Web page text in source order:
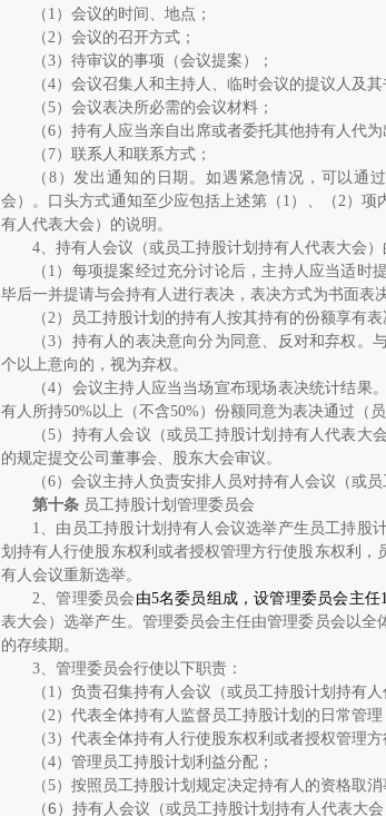
（ 1 ）会议的时间、地点；
（ 2 ）会议的召开方式；
（3）待审议的事项（会议提案）；
（4）会议召集人和主持人、临时会议的提议人及其
（5）会议表决所必需的会议材料；
（6）持有人应当亲自出席或者委托其他持有人代为
（ 7）联系人和联系方式；
（ 8）发出通知的日期。如遇紧急情况，可以通
会）。口头方式通知至少应包括上述第（ 1 ）、（ 2 ）项
有人代表大会）的说明。
4
持有人会议（或员工持股计划持有人代表大会
（ 1 ）每项提案经过充分讨论后，主持人应当适时
毕后一并提请与会持有人进行表决，表决方式为书面表决
（ 2 ）员工持股计划的持有人按其持有的份额享有
（3）持有人的表决意向分为同意、反对和弃权。
个以上意向的，视为弃权。
（4）会议主持人应当当场宣布现场表决统计结果
有人所持50% 以上（不含50% ）份额同意为表决通过（
（5）持有人会议（或员工持股计划持有人代表大
的规定提交公司董事会、股东大会审议。
（6）会议主持人负责安排人员对持有人会议（或
第十条 员工持股计划管理委员会
1
、由员工持股计划持有人会议选举产生员工持
划持有人行使股东权利或者授权管理方行使股东权利
有人会议重新选举。
2 、管理委员会 由5名委员组成，设管理委员会主任1
表大会）选举产生。管理委员会主任由管理委员会以
的存续期。
3 、管理委员会行使以下职责：
（ 1 ）负责召集持有人会议（或员工持股计划持有人
（ 2 ）代表全体持有人监督员工持股计划的日常管理
（3）代表全体持有人行使股东权利或者授权管理方
（4）管理员工持股计划利益分配；
（5）按照员工持股计划规定决定持有人的资格取
（6）持有人会议（或员工持股计划持有人代表大会